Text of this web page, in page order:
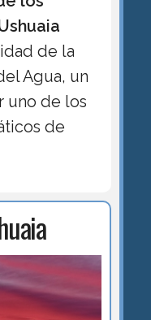
de la
Agua, un
uno de los
de